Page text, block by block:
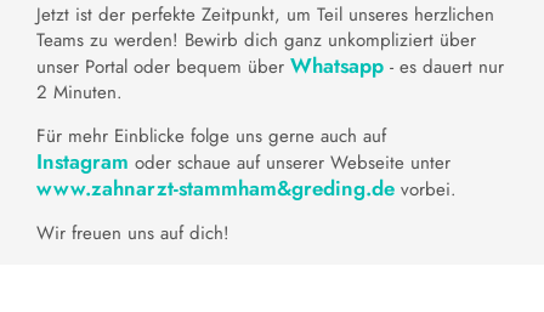
Jetzt ist der perfekte Zeitpunkt, um Teil unseres herzlichen
Teams zu werden! Bewirb dich ganz unkompliziert über
unser Portal oder bequem über Whatsapp - es dauert nur
2 Minuten.
Für mehr Einblicke folge uns gerne auch auf
Instagram oder schaue auf unserer Webseite unter
www.zahnarzt-stammham&greding.de vorbei.
Wir freuen uns auf dich!